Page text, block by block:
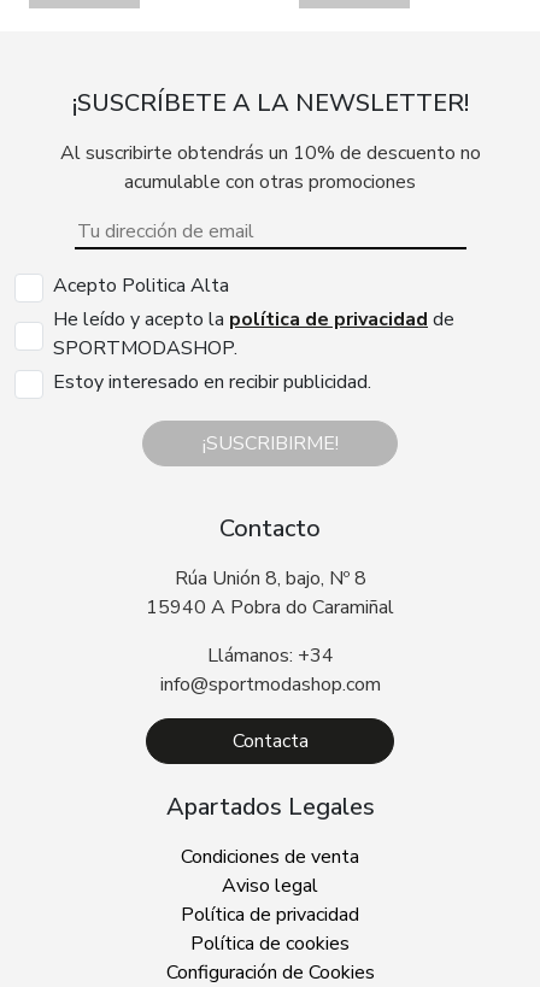
¡SUSCRÍBETE A LA NEWSLETTER!
Al suscribirte obtendrás un 10% de descuento no
acumulable con otras promociones
Acepto Politica Alta
He leído y acepto la política de privacidad de
SPORTMODASHOP.
Estoy interesado en recibir publicidad.
¡SUSCRIBIRME!
Contacto
Rúa Unión 8, bajo, Nº 8
15940 A Pobra do Caramiñal
Llámanos: +34
info@sportmodashop.com
Contacta
Apartados Legales
Condiciones de venta
Aviso legal
Política de privacidad
Política de cookies
Configuración de Cookies